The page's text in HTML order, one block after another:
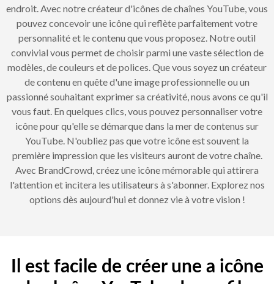
endroit. Avec notre créateur d'icônes de chaînes YouTube, vous
pouvez concevoir une icône qui reflète parfaitement votre
personnalité et le contenu que vous proposez. Notre outil
convivial vous permet de choisir parmi une vaste sélection de
modèles, de couleurs et de polices. Que vous soyez un créateur
de contenu en quête d'une image professionnelle ou un
passionné souhaitant exprimer sa créativité, nous avons ce qu'il
vous faut. En quelques clics, vous pouvez personnaliser votre
icône pour qu'elle se démarque dans la mer de contenus sur
YouTube. N'oubliez pas que votre icône est souvent la
première impression que les visiteurs auront de votre chaîne.
Avec BrandCrowd, créez une icône mémorable qui attirera
l'attention et incitera les utilisateurs à s'abonner. Explorez nos
options dès aujourd'hui et donnez vie à votre vision !
Il est facile de créer une a icône